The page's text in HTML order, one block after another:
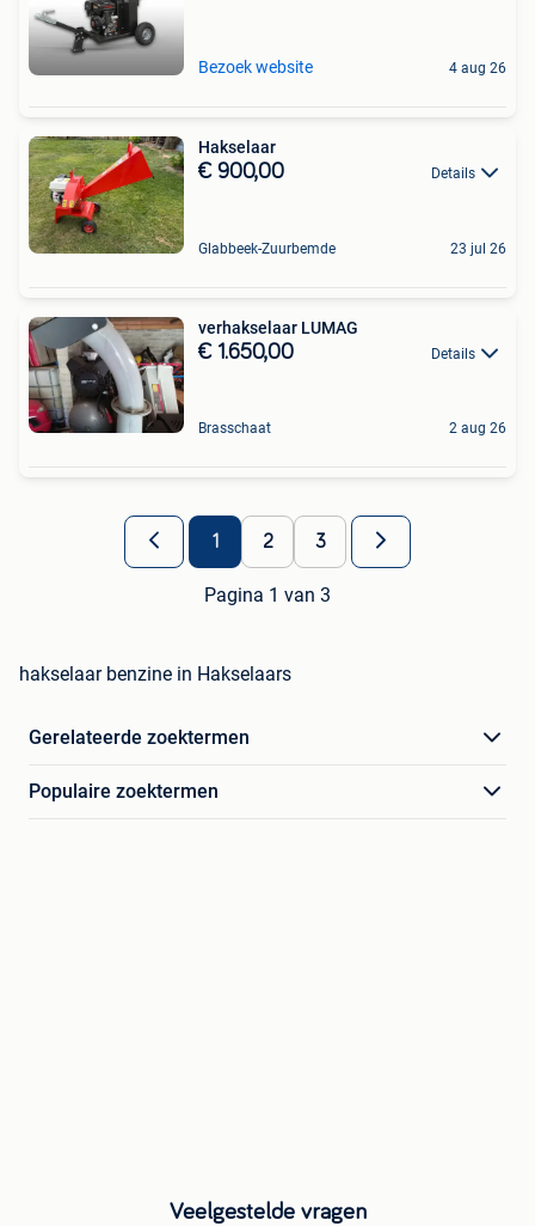
Bezoek website 4 aug 26
Hakselaar
€ 900,00 Details
Glabbeek-Zuurbemde 23 jul 26
verhakselaar LUMAG
€ 1.650,00 Details
Brasschaat 2 aug 26
1 2 3
Pagina 1 van 3
hakselaar benzine in Hakselaars
Gerelateerde zoektermen
Populaire zoektermen
Veelgestelde vragen